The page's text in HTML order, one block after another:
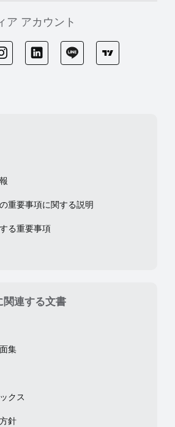
ア アカウント
重要事項に関する説明
る重要事項
連する文書
集
クス
針